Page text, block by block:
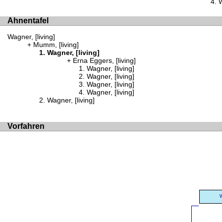
Ahnentafel
Wagner, [living]
Mumm, [living]
Wagner, [living]
Erna Eggers, [living]
Wagner, [living]
Wagner, [living]
Wagner, [living]
Wagner, [living]
Wagner, [living]
Vorfahren